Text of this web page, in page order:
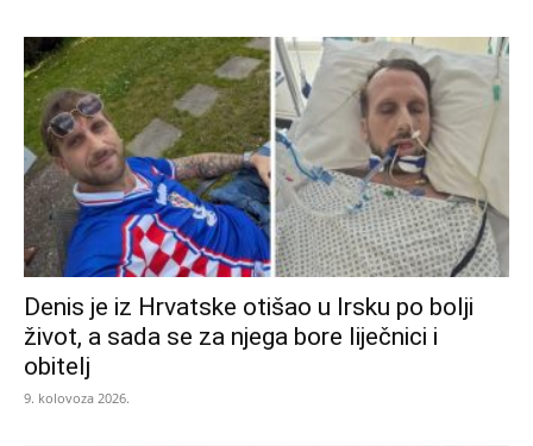
Denis je iz Hrvatske otišao u Irsku po bolji
život, a sada se za njega bore liječnici i
obitelj
9. kolovoza 2026.